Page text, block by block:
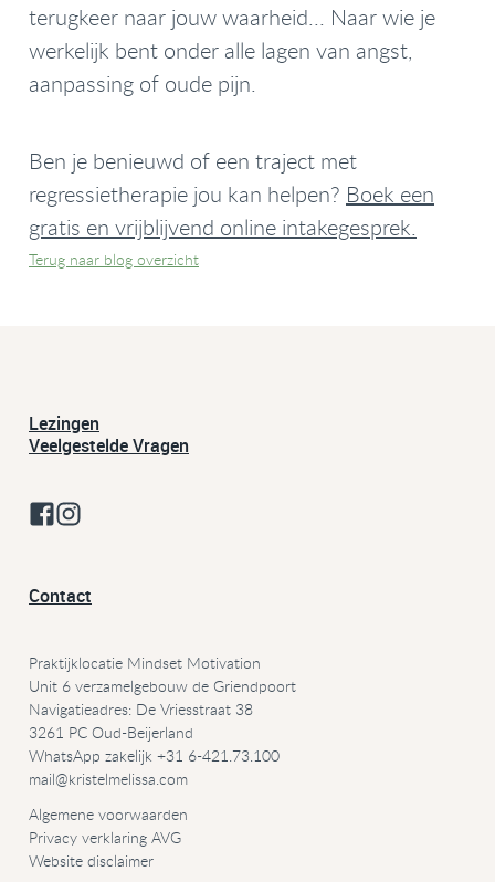
terugkeer naar jouw waarheid... Naar wie je
werkelijk bent onder alle lagen van angst,
aanpassing of oude pijn.
Ben je benieuwd of een traject met
regressietherapie jou kan helpen? Boek een
gratis en vrijblijvend online intakegesprek.
Terug naar blog overzicht
Lezingen
Veelgestelde Vragen
Contact
Praktijklocatie Mindset Motivation
Unit 6 verzamelgebouw de Griendpoort
Navigatieadres: De Vriesstraat 38
3261 PC Oud-Beijerland
WhatsApp zakelijk +31 6-421.73.100
mail@kristelmelissa.com
Algemene voorwaarden
Privacy verklaring AVG
Website disclaimer